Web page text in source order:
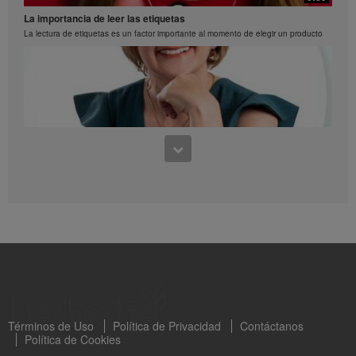
Prepara paletas deliciosas de proteina y fruta
Paso a paso de como preparar un esponajdo de fresas y menta
La importancia de leer las etiquetas
La lectura de etiquetas es un factor importante al momento de elegir un producto
Términos de Uso Política de Privacidad
Contáctanos
Política de Cookies